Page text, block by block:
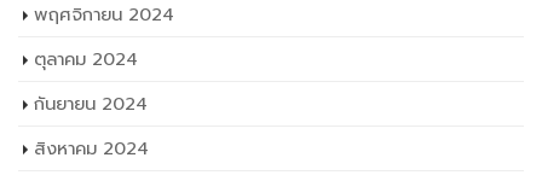
มีนาคม 2025
กุมภาพันธ์ 2025
มกราคม 2025
ธันวาคม 2024